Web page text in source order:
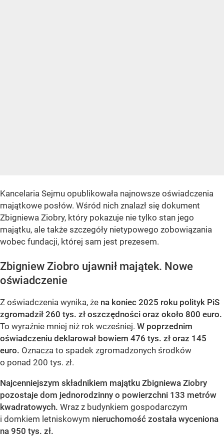
Kancelaria Sejmu opublikowała najnowsze oświadczenia
majątkowe posłów. Wśród nich znalazł się dokument
Zbigniewa Ziobry, który pokazuje nie tylko stan jego
majątku, ale także szczegóły nietypowego zobowiązania
wobec fundacji, której sam jest prezesem.
Zbigniew Ziobro ujawnił majątek. Nowe
oświadczenie
Z oświadczenia wynika, że na koniec 2025 roku polityk PiS
zgromadził 260 tys. zł oszczędności oraz około 800 euro.
To wyraźnie mniej niż rok wcześniej. W poprzednim
oświadczeniu deklarował bowiem 476 tys. zł oraz 145
euro. Oznacza to spadek zgromadzonych środków
o ponad 200 tys. zł.
Najcenniejszym składnikiem majątku Zbigniewa Ziobry
pozostaje dom jednorodzinny o powierzchni 133 metrów
kwadratowych. Wraz z budynkiem gospodarczym
i domkiem letniskowym nieruchomość została wyceniona
na 950 tys. zł.